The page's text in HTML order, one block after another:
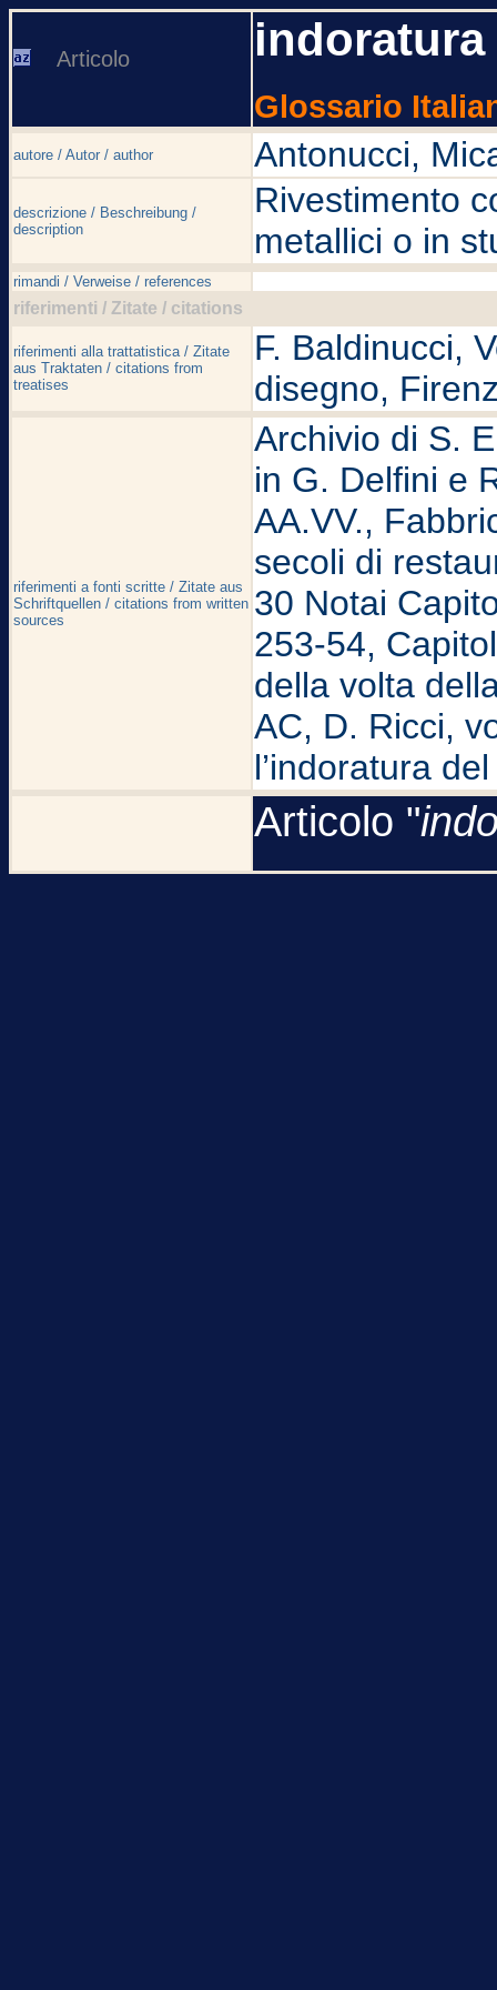
Articolo indoratura
Glossario
autore / Autor / author Antonucci,
descrizione / Beschreibung /
description
Rivestimento
metallici o in
rimandi / Verweise / references
riferimenti / Zitate / citations
riferimenti alla trattatistica / Zitate
aus Traktaten / citations from
treatises
F. Baldinucci,
disegno,
riferimenti a fonti scritte / Zitate aus
Schriftquellen / citations from written
sources
Archivio di S.
in G. Delfini e
AA.VV.,
secoli di
30 Notai
253-54,
della volta
AC, D. Ricci,
l’indoratura
Articolo "